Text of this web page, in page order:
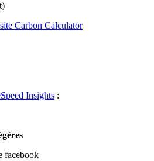
Carbon Calculator
Insights :
facebook